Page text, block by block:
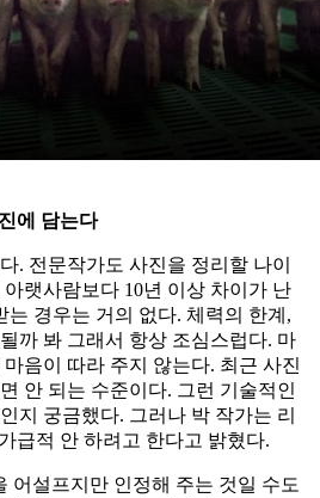
에 담는다
. 전문작가도 사진을 정리할 나이
랫사람보다 10년 이상 차이가 난
는 경우는 거의 없다. 체력의 한계,
까 봐 그래서 항상 조심스럽다. 마
음이 따라 주지 않는다. 최근 사진
안 되는 수준이다. 그런 기술적인
지 궁금했다. 그러나 박 작가는 리
급적 안 하려고 한다고 밝혔다.
어설프지만 인정해 주는 것일 수도